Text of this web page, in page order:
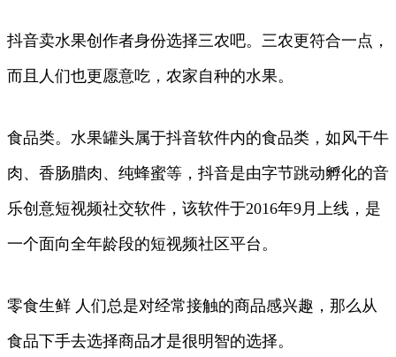
抖音卖水果创作者身份选择三农吧。三农更符合一点，
而且人们也更愿意吃，农家自种的水果。
食品类。水果罐头属于抖音软件内的食品类，如风干牛
肉、香肠腊肉、纯蜂蜜等，抖音是由字节跳动孵化的音
乐创意短视频社交软件，该软件于2016年9月上线，是
一个面向全年龄段的短视频社区平台。
零食生鲜 人们总是对经常接触的商品感兴趣，那么从
食品下手去选择商品才是很明智的选择。